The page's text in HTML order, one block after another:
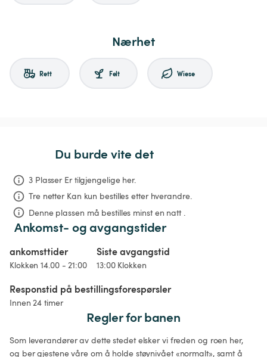
Nærhet
Rett Felt Wiese
Du burde vite det
3 Plasser Er tilgjengelige her.
Tre netter Kan kun bestilles etter hverandre.
Denne plassen må bestilles minst en natt .
Ankomst- og avgangstider
ankomsttider
Klokken 14.00 - 21:00
Siste avgangstid
13:00 Klokken
Responstid på bestillingsforespørsler
Innen 24 timer
Regler for banen
Som leverandører av dette stedet elsker vi freden og roen her,
og ber gjestene våre om å holde støynivået «normalt», samt å